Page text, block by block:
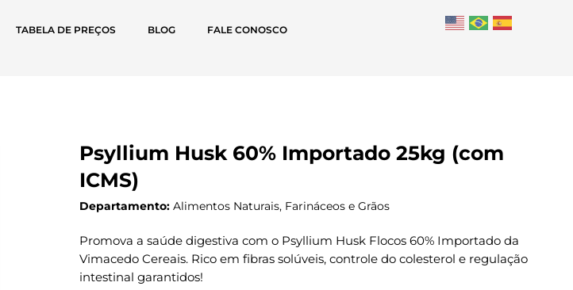
TABELA DE PREÇOS BLOG FALE CONOSCO
Psyllium Husk 60% Importado 25kg (com
ICMS)
Departamento: Alimentos Naturais, Farináceos e Grãos
Promova a saúde digestiva com o Psyllium Husk Flocos 60% Importado da
Vimacedo Cereais. Rico em fibras solúveis, controle do colesterol e regulação
intestinal garantidos!